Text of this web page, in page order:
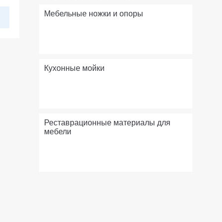
Мебельные ножки и опоры
Кухонные мойки
Реставрационные материалы для
мебели